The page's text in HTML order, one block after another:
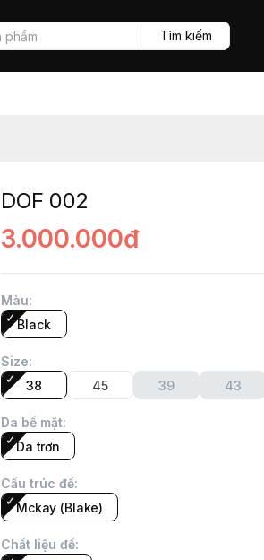
Tìm kiếm
DOF 002
3.000.000đ
Màu:
Black
Size:
38
45 39 43
Da bề mặt:
Da trơn
Cấu trúc đế:
Mckay (Blake)
Chất liệu đế: